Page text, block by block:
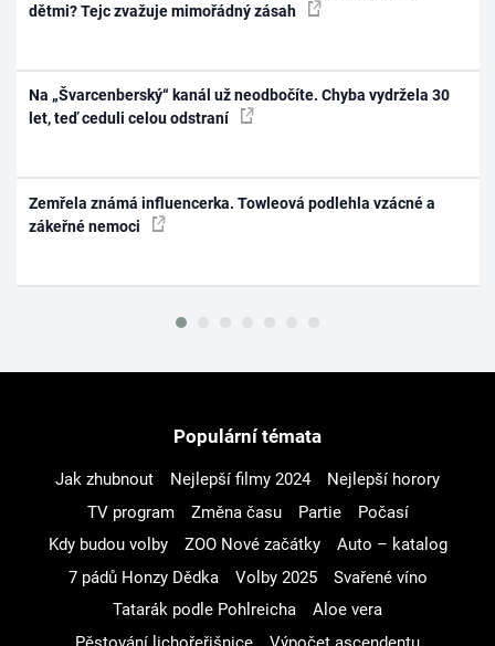
dětmi? Tejc zvažuje mimořádný zásah
Na „Švarcenberský“ kanál už neodbočíte. Chyba vydržela 30
let, teď ceduli celou odstraní
Zemřela známá influencerka. Towleová podlehla vzácné a
zákeřné nemoci
Populární témata
Jak zhubnout Nejlepší filmy 2024
Nejlepší horory
TV program
Změna času Partie
Počasí
Kdy budou volby
ZOO Nové začátky
Auto – katalog
7 pádů Honzy Dědka
Volby 2025
Svařené víno
Tatarák podle Pohlreicha
Aloe vera